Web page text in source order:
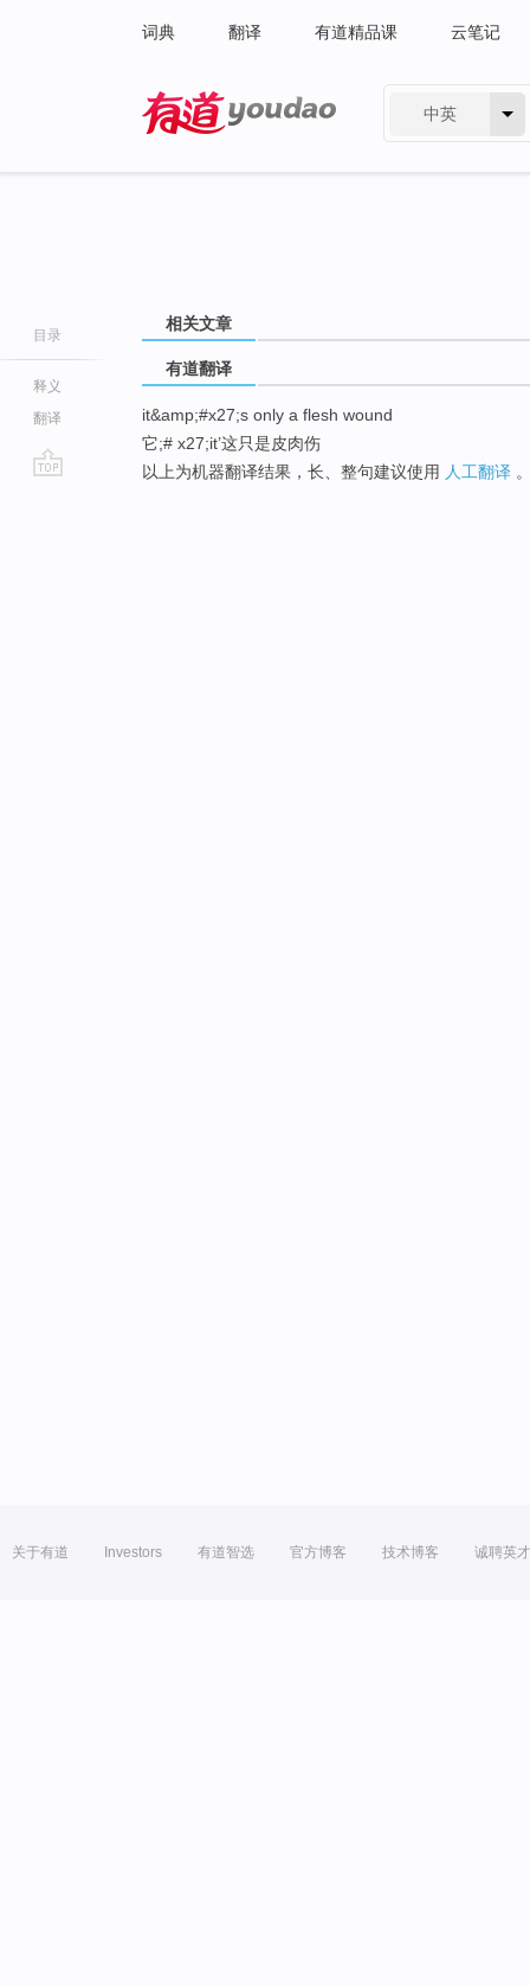
词典 翻译 有道精品课 云笔记
中英
目录
释义
翻译
相关文章
有道翻译
it&amp;#x27;s only a flesh wound
它;# x27;it’这只是皮肉伤
以上为机器翻译结果，长、整句建议使用 人工翻译
关于有道 Investors 有道智选 官方博客 技术博客 诚聘英才